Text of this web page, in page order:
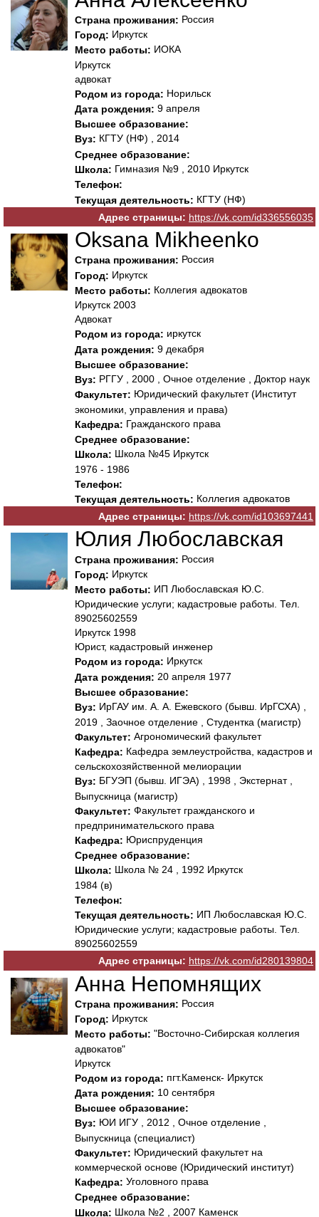
Страна проживания: Россия
Город: Иркутск
Место работы: ИОКА
Иркутск
адвокат
Родом из города: Норильск
Дата рождения: 9 апреля
Высшее образование:
Вуз: КГТУ (НФ) , 2014
Среднее образование:
Школа: Гимназия №9 , 2010 Иркутск
Телефон:
Текущая деятельность: КГТУ (НФ)
Адрес страницы: https://vk.com/id336556035
Oksana Mikheenko
Страна проживания: Россия
Город: Иркутск
Место работы: Коллегия адвокатов
Иркутск 2003
Адвокат
Родом из города: иркутск
Дата рождения: 9 декабря
Высшее образование:
Вуз: РГГУ , 2000 , Очное отделение , Доктор наук
Факультет: Юридический факультет (Институт
экономики, управления и права)
Кафедра: Гражданского права
Среднее образование:
Школа: Школа №45 Иркутск
1976 - 1986
Телефон:
Текущая деятельность: Коллегия адвокатов
Адрес страницы: https://vk.com/id103697441
Юлия Любославская
Страна проживания: Россия
Город: Иркутск
Место работы: ИП Любославская Ю.С.
Юридические услуги; кадастровые работы. Тел.
89025602559
Иркутск 1998
Юрист, кадастровый инженер
Родом из города: Иркутск
Дата рождения: 20 апреля 1977
Высшее образование:
Вуз: ИрГАУ им. А. А. Ежевского (бывш. ИрГСХА) ,
2019 , Заочное отделение , Студентка (магистр)
Факультет: Агрономический факультет
Кафедра: Кафедра землеустройства, кадастров и
сельскохозяйственной мелиорации
Вуз: БГУЭП (бывш. ИГЭА) , 1998 , Экстернат ,
Выпускница (магистр)
Факультет: Факультет гражданского и
предпринимательского права
Кафедра: Юриспруденция
Среднее образование:
Школа: Школа № 24 , 1992 Иркутск
1984 (в)
Телефон:
Текущая деятельность: ИП Любославская Ю.С.
Юридические услуги; кадастровые работы. Тел.
89025602559
Адрес страницы: https://vk.com/id280139804
Анна Непомнящих
Страна проживания: Россия
Город: Иркутск
Место работы: "Восточно-Сибирская коллегия
адвокатов"
Иркутск
Родом из города: пгт.Каменск- Иркутск
Дата рождения: 10 сентября
Высшее образование:
Вуз: ЮИ ИГУ , 2012 , Очное отделение ,
Выпускница (специалист)
Факультет: Юридический факультет на
коммерческой основе (Юридический институт)
Кафедра: Уголовного права
Среднее образование:
Школа: Школа №2 , 2007 Каменск